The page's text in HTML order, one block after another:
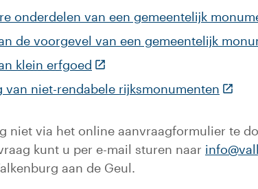
onderdelen van een gemeentelijk
de voorgevel van een gemeentelijk
klein erfgoed (Deze link gaat naar een
niet-rendabele rijksmonumenten
niet via het online aanvraagformulier te
kunt u per e-mail sturen naar
aan de Geul.